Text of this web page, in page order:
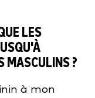
LES
MASCULINS ?
à mon